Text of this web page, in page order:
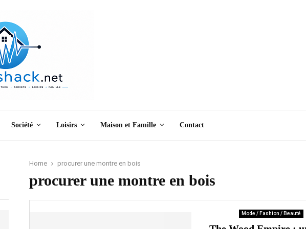
Société Loisirs Maison et Famille Contact
Home procurer une montre en bois
procurer une montre en bois
Mode / Fashion / Beauté